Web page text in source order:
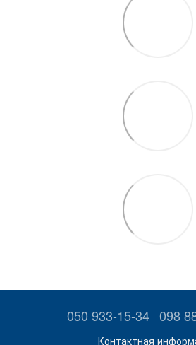
050 933-15-34 098
Контактная